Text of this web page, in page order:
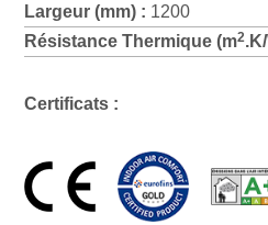
Largeur (mm) : 1200
Résistance Thermique (m2
Certificats :